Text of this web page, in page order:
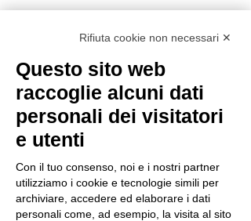
Post recenti Mostra tutti
Rifiuta cookie non necessari ✕
Questo sito web
raccoglie alcuni dati
personali dei visitatori
e utenti
Con il tuo consenso, noi e i nostri partner
utilizziamo i cookie e tecnologie simili per
archiviare, accedere ed elaborare i dati
personali come, ad esempio, la visita al sito